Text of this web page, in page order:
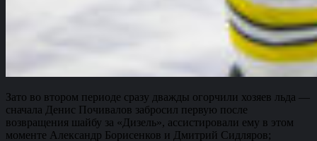
Зато во втором периоде сразу дважды огорчили хозяев льда —
сначала Денис Почивалов забросил первую после
возвращения шайбу за «Дизель», ассистировали ему в этом
моменте Александр Борисенков и Дмитрий Сидляров;